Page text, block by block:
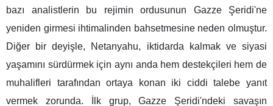
bazı analistlerin bu rejimin ordusunun Gazze Şeridi'ne
yeniden girmesi ihtimalinden bahsetmesine neden olmuştur.
Diğer bir deyişle, Netanyahu, iktidarda kalmak ve siyasi
yaşamını sürdürmek için aynı anda hem destekçileri hem de
muhalifleri tarafından ortaya konan iki ciddi talebe yanıt
vermek zorunda. İlk grup, Gazze Şeridi'ndeki savaşın